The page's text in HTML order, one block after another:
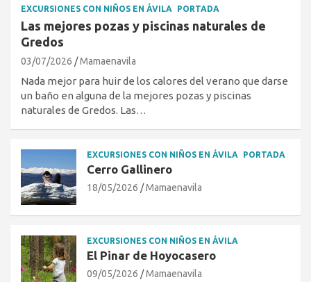
EXCURSIONES CON NIÑOS EN ÁVILA PORTADA
Las mejores pozas y piscinas naturales de
Gredos
03/07/2026 Mamaenavila
Nada mejor para huir de los calores del verano que darse
un baño en alguna de la mejores pozas y piscinas
naturales de Gredos. Las…
EXCURSIONES CON NIÑOS EN ÁVILA PORTADA
Cerro Gallinero
18/05/2026 Mamaenavila
EXCURSIONES CON NIÑOS EN ÁVILA
El Pinar de Hoyocasero
09/05/2026 Mamaenavila